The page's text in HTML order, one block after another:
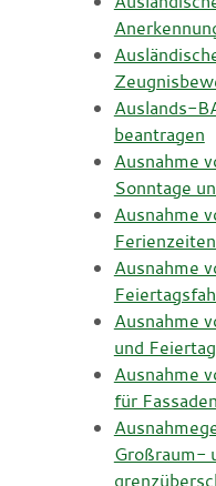
Auslands-
beantragen
Ausnahme
Sonntage
Ausnahme
Ausnahme
Ausnahme
und
Ausnahme
für
Großraum-